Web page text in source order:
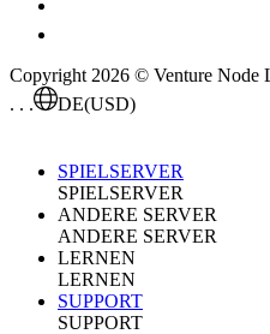
Copyright 2026 © Venture Node
. . .
DE(USD)
SPIELSERVER
SPIELSERVER
ANDERE SERVER
ANDERE SERVER
LERNEN
LERNEN
SUPPORT
SUPPORT